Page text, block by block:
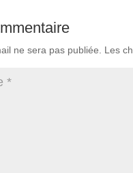
ne sera pas publiée. Les